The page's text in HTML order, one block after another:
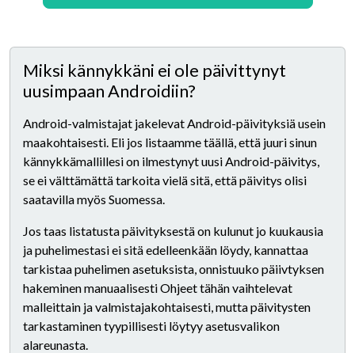
Miksi kännykkäni ei ole päivittynyt
uusimpaan Androidiin?
Android-valmistajat jakelevat Android-päivityksiä usein
maakohtaisesti. Eli jos listaamme täällä, että juuri sinun
kännykkämallillesi on ilmestynyt uusi Android-päivitys,
se ei välttämättä tarkoita vielä sitä, että päivitys olisi
saatavilla myös Suomessa.
Jos taas listatusta päivityksestä on kulunut jo kuukausia
ja puhelimestasi ei sitä edelleenkään löydy, kannattaa
tarkistaa puhelimen asetuksista, onnistuuko päiivtyksen
hakeminen manuaalisesti Ohjeet tähän vaihtelevat
malleittain ja valmistajakohtaisesti, mutta päivitysten
tarkastaminen tyypillisesti löytyy asetusvalikon
alareunasta.